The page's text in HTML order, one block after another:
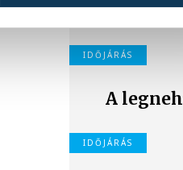
Icipici
IDŐJÁRÁS
A
IDŐJÁRÁS